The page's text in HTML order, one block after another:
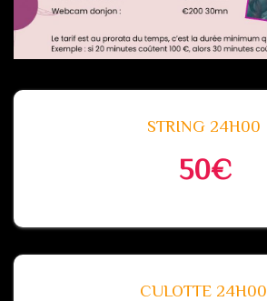
STRING 24H00
50€
CULOTTE 24H00